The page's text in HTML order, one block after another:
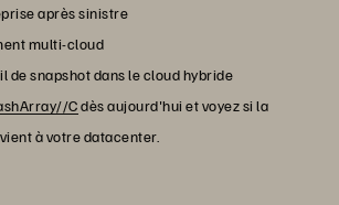
après sinistre
multi-cloud
de snapshot dans le cloud hybride
Cdès aujourd'hui et voyez si la
à votre datacenter.